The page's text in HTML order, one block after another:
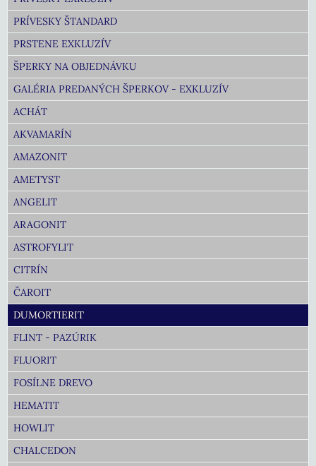
PRÍVESKY ŠTANDARD
PRSTENE EXKLUZÍV
ŠPERKY NA OBJEDNÁVKU
GALÉRIA PREDANÝCH ŠPERKOV - EXKLUZÍV
ACHÁT
AKVAMARÍN
AMAZONIT
AMETYST
ANGELIT
ARAGONIT
ASTROFYLIT
CITRÍN
ČAROIT
DUMORTIERIT
FLINT - PAZÚRIK
FLUORIT
FOSÍLNE DREVO
HEMATIT
HOWLIT
CHALCEDON